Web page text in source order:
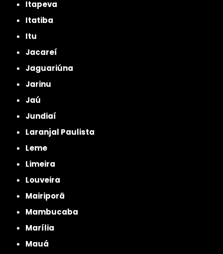
Itapeva
Itatiba
Itu
Jacareí
Jaguariúna
Jarinu
Jaú
Jundiaí
Laranjal Paulista
Leme
Limeira
Louveira
Mairiporã
Mambucaba
Marília
Mauá